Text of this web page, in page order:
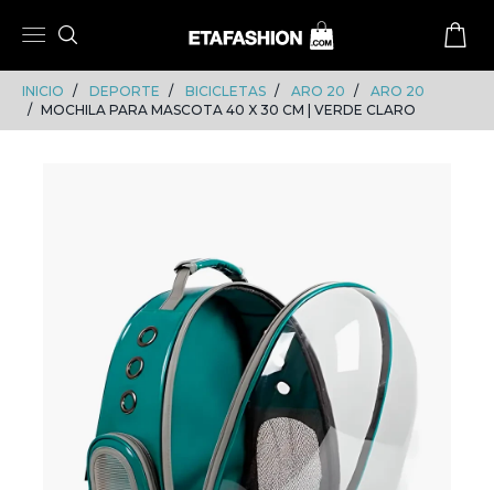
INICIO DEPORTE BICICLETAS ARO 20
ARO 20
MOCHILA PARA MASCOTA 40 X 30 CM | VERDE CLARO